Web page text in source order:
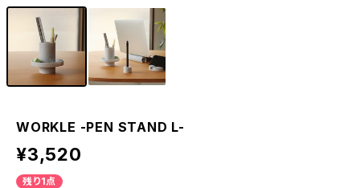
WORKLE -PEN STAND L-
¥3,520
残り1点